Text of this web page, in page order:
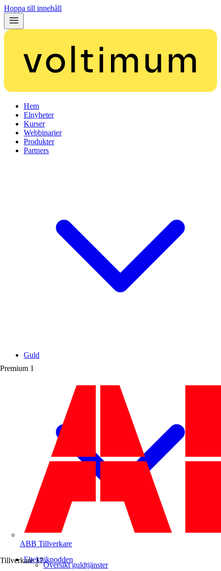
Hoppa till innehåll
Hem
Elnyheter
Kurser
Webbinarier
Produkter
Partners
Premium 1
ABB Tillverkare
Tillverkare 17
Guld
Översikt guldtjänster
Elteknikpodden